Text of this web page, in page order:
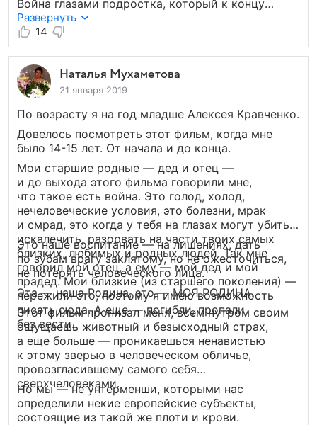
Война глазами подростка, который к концу
фильма не только «повзрослел»,
но и «состарился» в душе от всех ужасов войны.
С одной стороны берет гордость за наш народ,
который все это вытерпел и победил, с другой —
бесконечная боль, потому что никто не должен
такое видеть и терпеть, особенно дети. Видеть,
как на твоих глазах убивают близких, как
насилуют девчонок... И настолько реальный ужас
в глазах, что пробирает до мурашек. Советую
посмотреть и не советую. Фильм стоящий,
но тяжелый, особенно для женской аудитории.
Ребенку его смотреть не нужно.
Развернуть
14
Наталья Мухаметова
21 января 2019
По возрасту я на год младше Алексея Кравченко.
Довелось посмотреть этот фильм, когда мне
было 14-15 лет. От начала и до конца.
Мои старшие родные — дед и отец —
и до выхода этого фильма говорили мне,
что такое есть война. Это голод, холод,
нечеловеческие условия, это болезни, мрак
и смрад, это когда у тебя на глазах могут убить,
искалечить, разорвать на части твоих самых
близких, любимых и родных людей. Так мне
говорил мой отец, а ему — мой дед и мой
прадед. Мои близкие (из старшего поколения) —
пережили это, поэтому я имею возможность
писать сюда. А еще — погибли, пропали
без вести.
Это наше воспитание — на лишениях, дать
по зубам врагу заклятому, но не ожесточиться,
не потерять человеческого лица.
Эта — наша Родина, это — МОЯ РОДИНА.
Этот фильм пронизал меня, всем нутром своим
ощущаешь животный и безысходный страх,
а еще больше — проникаешься ненавистью
к этому зверью в человеческом обличье,
провозгласившему самого себя
сверхчеловеками.
Но мы — не унтерменши, которыми нас
определили некие европейские субъекты,
состоящие из такой же плоти и крови.